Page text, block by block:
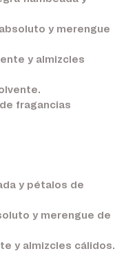
y merengue
y almizcles
fragancias
y pétalos de
y merengue de
y almizcles cálidos.